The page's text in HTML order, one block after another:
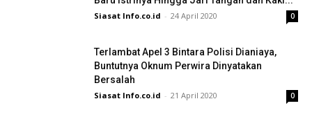
Siasat Info.co.id - 24 April 2020 0
Terlambat Apel 3 Bintara Polisi Dianiaya,
Buntutnya Oknum Perwira Dinyatakan
Bersalah
Siasat Info.co.id - 21 April 2020 0